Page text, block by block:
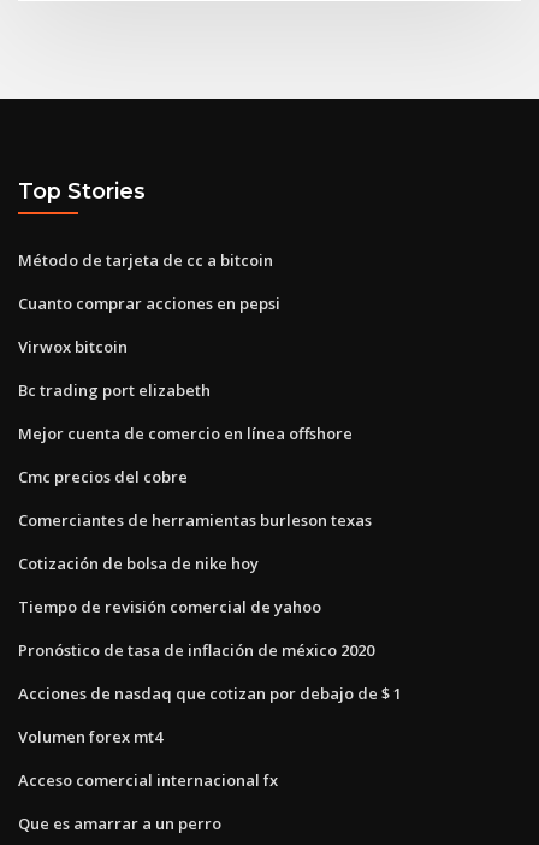
Top Stories
Método de tarjeta de cc a bitcoin
Cuanto comprar acciones en pepsi
Virwox bitcoin
Bc trading port elizabeth
Mejor cuenta de comercio en línea offshore
Cmc precios del cobre
Comerciantes de herramientas burleson texas
Cotización de bolsa de nike hoy
Tiempo de revisión comercial de yahoo
Pronóstico de tasa de inflación de méxico 2020
Acciones de nasdaq que cotizan por debajo de $ 1
Volumen forex mt4
Acceso comercial internacional fx
Que es amarrar a un perro